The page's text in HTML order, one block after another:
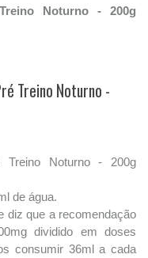
Noturno - 200g
Treino Noturno -
Noturno - 200g
de água.
diz que a recomendação
dividido em doses
consumir 36ml a cada